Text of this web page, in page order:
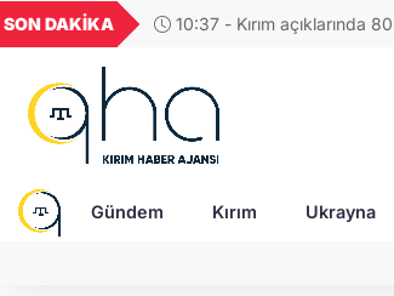
SON DAKİKA
10:37 - Kırım açıklarında
UYU
1,1856
18,1987
Gündem Kırım Ukrayna